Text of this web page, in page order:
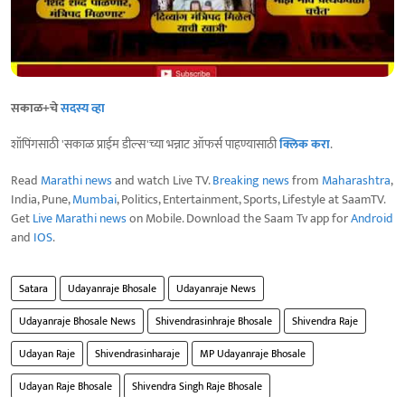
सकाळ+चेसदस्य व्हा
शॉपिंगसाठी 'सकाळ प्राईम डील्स'च्या भन्नाट ऑफर्स पाहण्यासाठीक्लिक करा.
Read Marathi newsand watch Live TV.Breaking newsfrom Maharashtra,
India, Pune,Mumbai, Politics, Entertainment, Sports, Lifestyle at SaamTV.
GetLive Marathi newson Mobile. Download the Saam Tv app forAndroid
and IOS.
Satara Udayanraje Bhosale
Udayanraje News
Udayanraje Bhosale News
Shivendrasinhraje Bhosale
Shivendra Raje
Udayan Raje
Shivendrasinharaje
MP Udayanraje Bhosale
Udayan Raje Bhosale
Shivendra Singh Raje Bhosale